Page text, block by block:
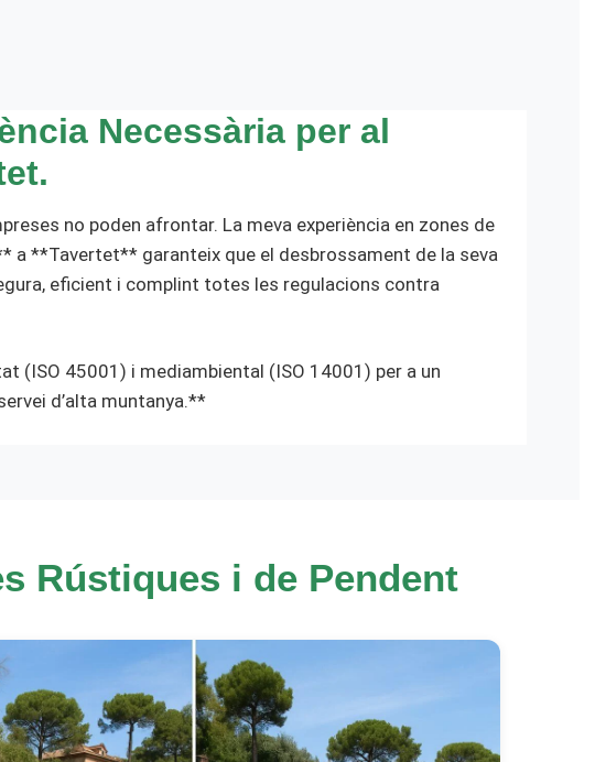
Necessària per al
no poden afrontar. La meva experiència en zones de
**Tavertet** garanteix que el desbrossament de la seva
eficient i complint totes les regulacions contra
(ISO 45001) i mediambiental (ISO 14001) per a un
d’alta muntanya.**
Rústiques i de Pendent